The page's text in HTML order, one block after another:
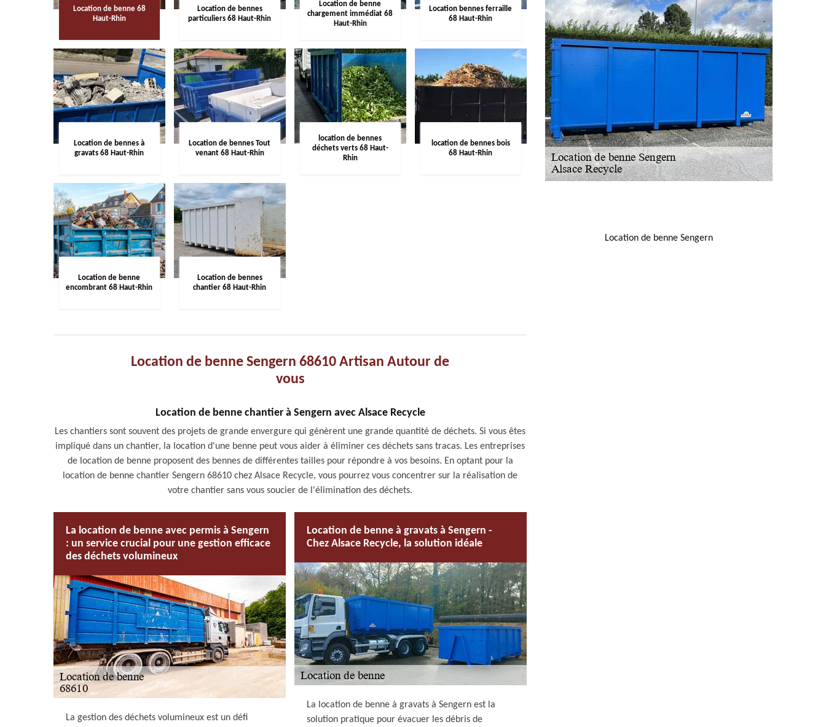
Location de benne 68
Haut-Rhin
Location de bennes
particuliers 68 Haut-Rhin
Location de benne
chargement immédiat 68
Haut-Rhin
Location bennes ferraille
68 Haut-Rhin
Location de bennes à
gravats 68 Haut-Rhin
Location de bennes Tout
venant 68 Haut-Rhin
location de bennes
déchets verts 68 Haut-
Rhin
location de bennes bois
68 Haut-Rhin
Location de benne
encombrant 68 Haut-Rhin
Location de bennes
chantier 68 Haut-Rhin
Location de benne Sengern 68610 Artisan Autour de
vous
Location de benne chantier à Sengern avec Alsace Recycle
Les chantiers sont souvent des projets de grande envergure qui génèrent une grande quantité de déchets. Si vous êtes
impliqué dans un chantier, la location d'une benne peut vous aider à éliminer ces déchets sans tracas. Les entreprises
de location de benne proposent des bennes de différentes tailles pour répondre à vos besoins. En optant pour la
location de benne chantier Sengern 68610 chez Alsace Recycle, vous pourrez vous concentrer sur la réalisation de
votre chantier sans vous soucier de l'élimination des déchets.
La location de benne avec permis à Sengern
: un service crucial pour une gestion efficace
des déchets volumineux
La gestion des déchets volumineux est un défi
Location de benne à gravats à Sengern -
Chez Alsace Recycle, la solution idéale
La location de benne à gravats à Sengern est la
solution pratique pour évacuer les débris de
Location de benne Sengern